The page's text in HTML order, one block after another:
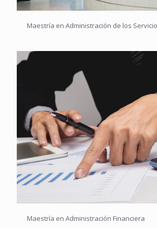
Maestría en Administración de los
Maestría en Administración Financiera